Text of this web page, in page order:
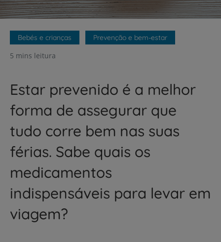
Bebés e crianças Prevenção e bem-estar
5 mins leitura
Estar prevenido é a melhor
forma de assegurar que
tudo corre bem nas suas
férias. Sabe quais os
medicamentos
indispensáveis para levar em
viagem?